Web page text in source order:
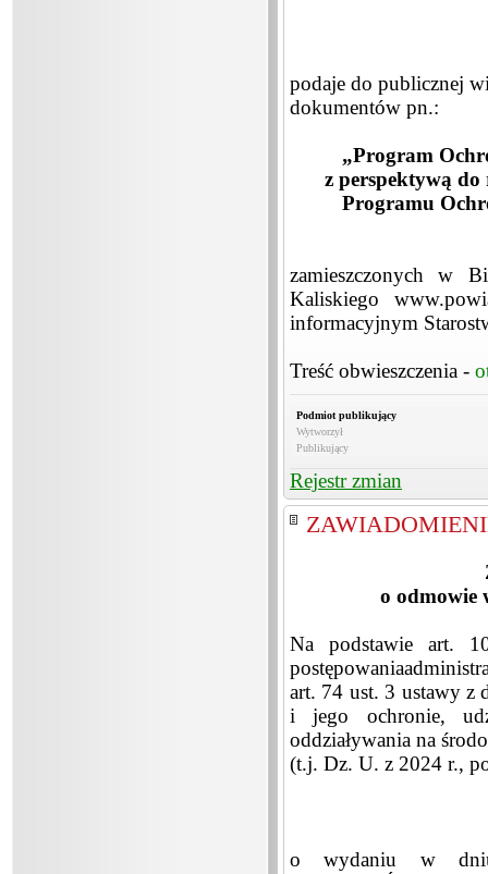
podaje do publicznej
dokumentów pn.:
„Program
z perspektywą
Programu
zamieszczonych w
Kaliskiego
informacyjnym
Treść obwieszczenia -
Podmiot publikujący
Wytworzył
Publikujący
Rejestr zmian
o odmowie
Na podstawie art.
art. 74 ust. 3 ustawy z
i jego ochronie,
oddziaływania na
(t.j. Dz. U. z 2024 r.,
o wydaniu w